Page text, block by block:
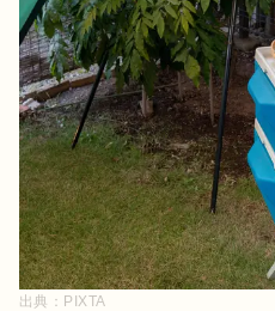
出典： PIXTA